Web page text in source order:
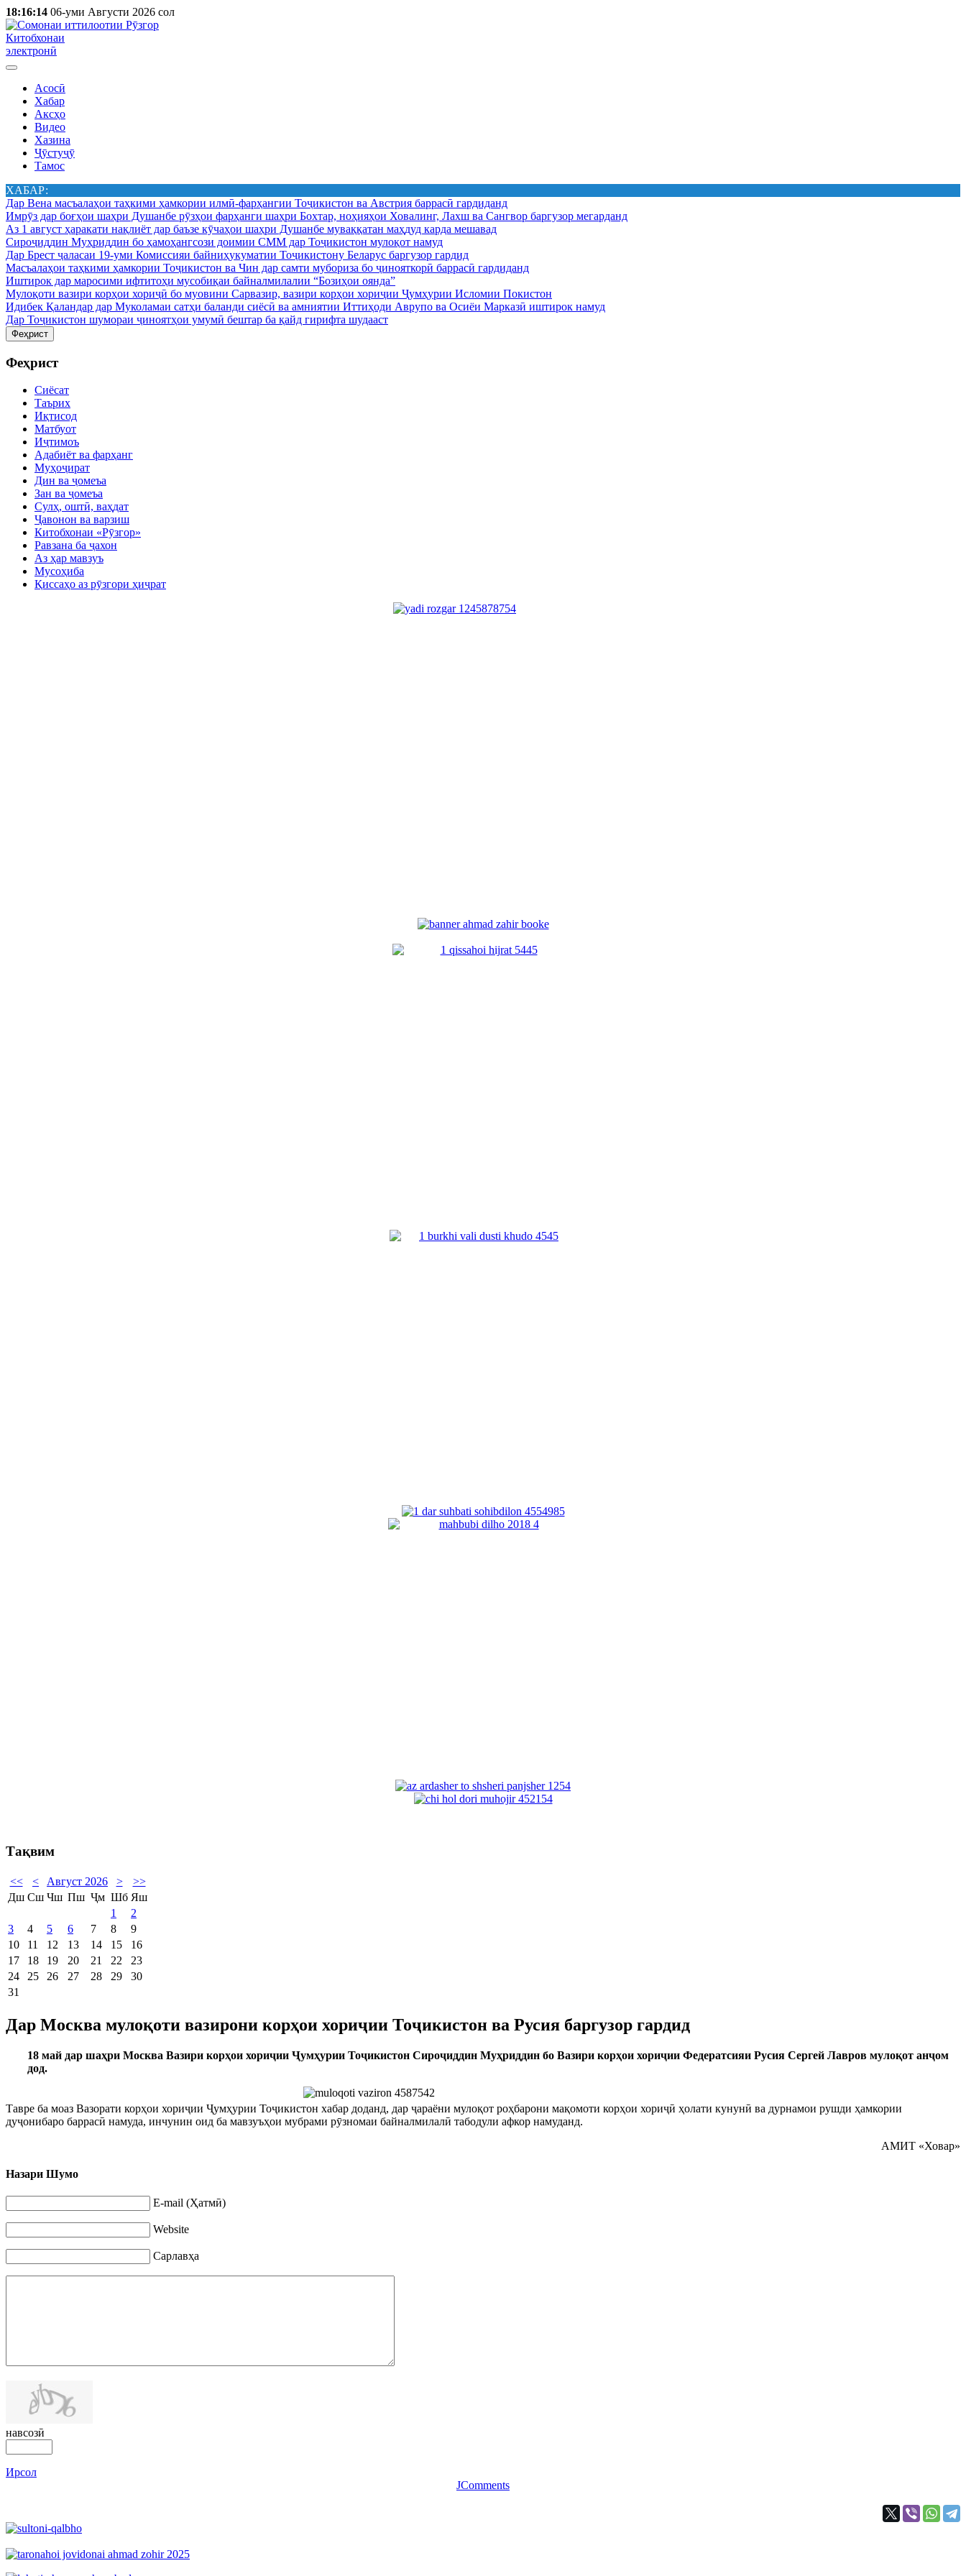
18:16:14 06-уми Августи 2026 сол
Китобхонаи
электронӣ
Асосӣ
Хабар
Аксҳо
Видео
Хазина
Ҷӯстуҷӯ
Тамос
ХАБАР:
Дар Вена масъалаҳои таҳкими ҳамкории илмӣ-фарҳангии Тоҷикистон ва Австрия баррасӣ гардиданд
Имрӯз дар боғҳои шаҳри Душанбе рӯзҳои фарҳанги шаҳри Бохтар, ноҳияҳои Ховалинг, Лахш ва Сангвор баргузор мегарданд
Аз 1 август ҳаракати нақлиёт дар баъзе кӯчаҳои шаҳри Душанбе муваққатан маҳдуд карда мешавад
Сироҷиддин Муҳриддин бо ҳамоҳангсози доимии СММ дар Тоҷикистон мулоқот намуд
Дар Брест ҷаласаи 19-уми Комиссияи байниҳукуматии Тоҷикистону Беларус баргузор гардид
Масъалаҳои таҳкими ҳамкории Тоҷикистон ва Чин дар самти мубориза бо ҷинояткорӣ баррасӣ гардиданд
Иштирок дар маросими ифтитоҳи мусобиқаи байналмилалии “Бозиҳои оянда”
Мулоқоти вазири корҳои хориҷӣ бо муовини Сарвазир, вазири корҳои хориҷии Ҷумҳурии Исломии Покистон
Идибек Қаландар дар Муколамаи сатҳи баланди сиёсӣ ва амниятии Иттиҳоди Аврупо ва Осиёи Марказӣ иштирок намуд
Дар Тоҷикистон шумораи ҷиноятҳои умумӣ бештар ба қайд гирифта шудааст
Феҳрист
Феҳрист
Сиёсат
Таърих
Иқтисод
Матбуот
Иҷтимоъ
Адабиёт ва фарҳанг
Муҳоҷират
Дин ва ҷомеъа
Зан ва ҷомеъа
Сулҳ, оштӣ, ваҳдат
Ҷавонон ва варзиш
Китобхонаи «Рӯзгор»
Равзана ба ҷахон
Аз ҳар мавзуъ
Мусоҳиба
Қиссаҳо аз рӯзгори ҳиҷрат
Тақвим
<< < Август 2026 >
>>
Дш Сш Чш Пш Ҷм Шб Яш
1
2
3
4 5 6 7 8
9
10
11 12 13 14 15
16
17
18 19 20 21 22
23
24
25 26 27 28 29
30
31
Дар Москва мулоқоти вазирони корҳои хориҷии Тоҷикистон ва Русия баргузор гардид
18 май дар шаҳри Москва Вазири корҳои хориҷии Ҷумҳурии Тоҷикистон Сироҷиддин Муҳриддин бо Вазири корҳои хориҷии Федератсияи Русия Сергей Лавров мулоқот анҷом
дод.
Тавре ба моаз Вазорати корҳои хориҷии Ҷумҳурии Тоҷикистон хабар доданд, дар ҷараёни мулоқот роҳбарони мақомоти корҳои хориҷӣ ҳолати кунунӣ ва дурнамои рушди ҳамкории
дуҷонибаро баррасӣ намуда, инчунин оид ба мавзуъҳои мубрами рӯзномаи байналмилалӣ табодули афкор намуданд.
АМИТ «Ховар»
Назари Шумо
E-mail (Ҳатмӣ)
Website
Сарлавҳа
навсозӣ
Ирсол
JComments